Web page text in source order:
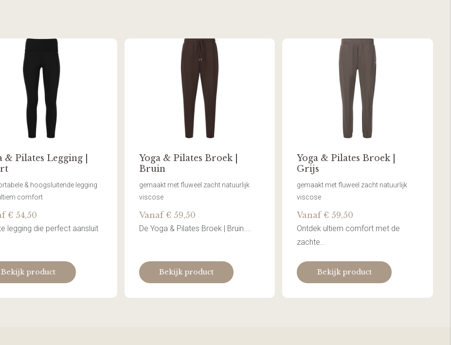
& Pilates Legging |
& hoogsluitende legging
comfort
€ 54,50
legging die perfect aansluit
Bekijk product
Yoga & Pilates Broek |
Bruin
gemaakt met fluweel zacht natuurlijk
viscose
Vanaf € 59,50
De Yoga & Pilates Broek | Bruin....
Bekijk product
Yoga & Pilates Broek |
Grijs
gemaakt met fluweel zacht natuurlijk
viscose
Vanaf € 59,50
Ontdek ultiem comfort met de
zachte...
Bekijk product